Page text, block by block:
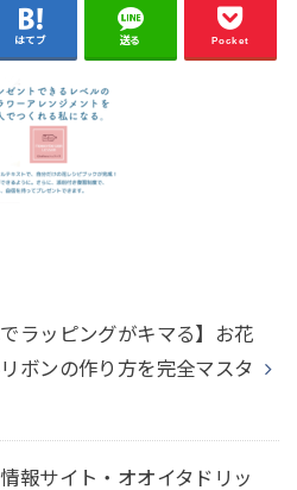
はてブ 送る Pocket
でラッピングがキマる】お花
ボンの作り方を完全マスタ
情報サイト・オオイタドリッ